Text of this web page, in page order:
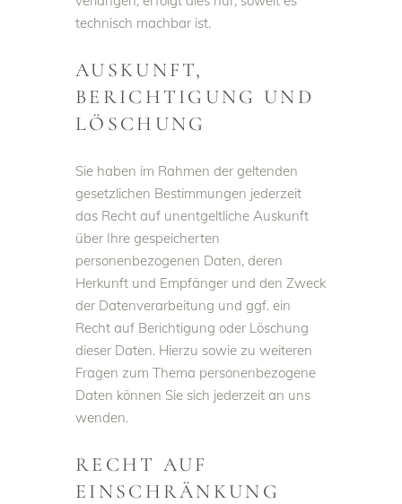
technisch machbar ist.
AUSKUNFT,
BERICHTIGUNG UND
LÖSCHUNG
Sie haben im Rahmen der geltenden
gesetzlichen Bestimmungen jederzeit
das Recht auf unentgeltliche Auskunft
über Ihre gespeicherten
personenbezogenen Daten, deren
Herkunft und Empfänger und den Zweck
der Datenverarbeitung und ggf. ein
Recht auf Berichtigung oder Löschung
dieser Daten. Hierzu sowie zu weiteren
Fragen zum Thema personenbezogene
Daten können Sie sich jederzeit an uns
wenden.
RECHT AUF
EINSCHRÄNKUNG